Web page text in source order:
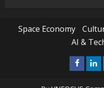
Space Economy
AI &